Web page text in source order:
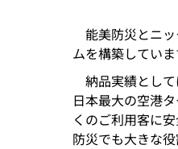
能美防災とニ
ムを構築していま
納品実績とし
日本最大の空港
くのご利用客に
防災でも大きな役